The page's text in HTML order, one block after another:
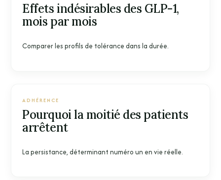
Effets indésirables des GLP-1,
mois par mois
Comparer les profils de tolérance dans la durée.
ADHÉRENCE
Pourquoi la moitié des patients
arrêtent
La persistance, déterminant numéro un en vie réelle.